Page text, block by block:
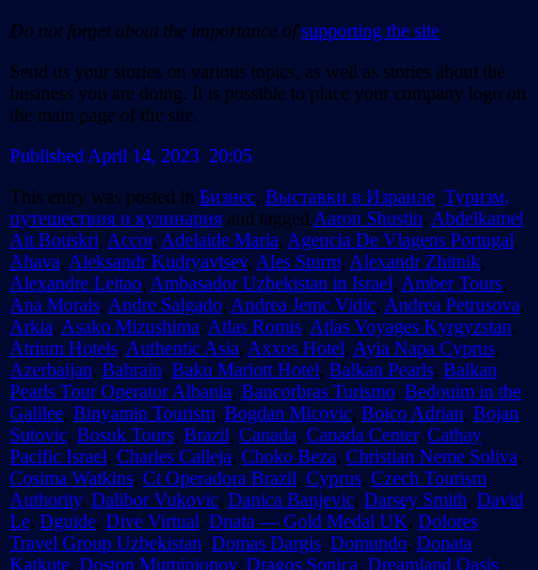
Do not forget about the importance of supporting the site
Send us your stories on various topics, as well as stories about the
business you are doing. It is possible to place your company logo on
the main page of the site.
Published April 14, 2023 20:05
This entry was posted in Бизнес, Выставки в Израиле, Туризм,
путешествия и кулинария and tagged Aaron Shustin, Abdelkamel
Ait Bouskri, Accor, Adelaide Maria, Agencia De Vlagens Portugal,
Ahava, Aleksandr Kudryavtsev, Ales Sturm, Alexandr Zhitnik,
Alexandre Leitao, Ambasador Uzbekistan in Israel, Amber Tours,
Ana Morais, Andre Salgado, Andrea Jemc Vidic, Andrea Petrusova,
Arkia, Asako Mizushima, Atlas Romis, Atlas Voyages Kyrgyzstan,
Atrium Hotels, Authentic Asia, Axxos Hotel, Ayia Napa Cyprus,
Azerbaijan, Bahrain, Baku Mariott Hotel, Balkan Pearls, Balkan
Pearls Tour Operator Albania, Bancorbras Turismo, Bedouim in the
Galilee, Binyamin Tourism, Bogdan Micovic, Boico Adrian, Bojan
Sutovic, Bosuk Tours, Brazil, Canada, Canada Center, Cathay
Pacific Israel, Charles Calleja, Choko Beza, Christian Neme Soliva,
Cosima Watkins, Ct Operadora Brazil, Cyprus, Czech Tourism
Authority, Dalibor Vukovic, Danica Banjevic, Darsey Smith, David
Le, Dguide, Dive Virtual, Dnata — Gold Medal UK, Dolores
Travel Group Uzbekistan, Domas Dargis, Domundo, Donata
Katkute, Doston Muminjonov, Dragos Sonica, Dreamland Oasis